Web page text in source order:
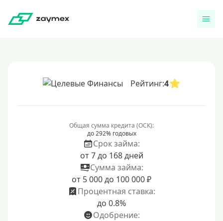
Рейтинг:4
Общая сумма кредита (ОСК):
до 292% годовых
Срок займа:
от 7 до 168 дней
Сумма займа:
от 5 000 до 100 000 ₽
Процентная ставка:
до 0.8%
Одобрение: